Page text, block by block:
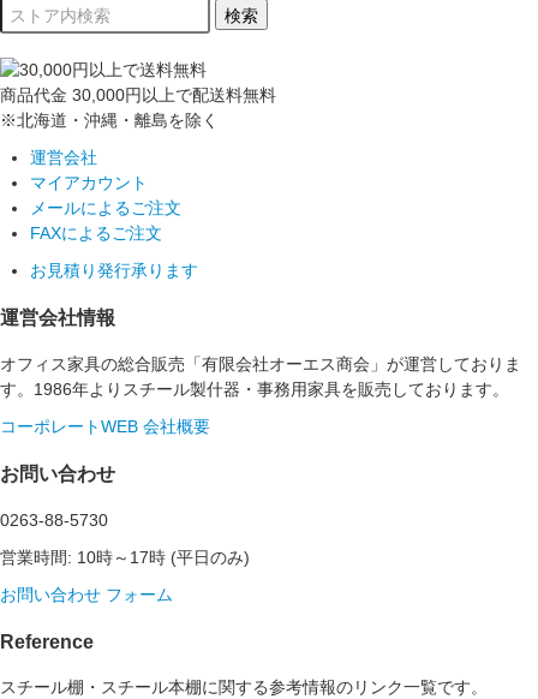
商品代金 30,000円以上で配送料無料
※北海道・沖縄・離島を除く
運営会社
マイアカウント
メールによるご注文
FAXによるご注文
お見積り発行承ります
運営会社情報
オフィス家具の総合販売「有限会社オーエス商会」が運営しておりま
す。1986年よりスチール製什器・事務用家具を販売しております。
コーポレートWEB 会社概要
お問い合わせ
0263-88-5730
営業時間: 10時～17時 (平日のみ)
お問い合わせ フォーム
Reference
スチール棚・スチール本棚に関する参考情報のリンク一覧です。